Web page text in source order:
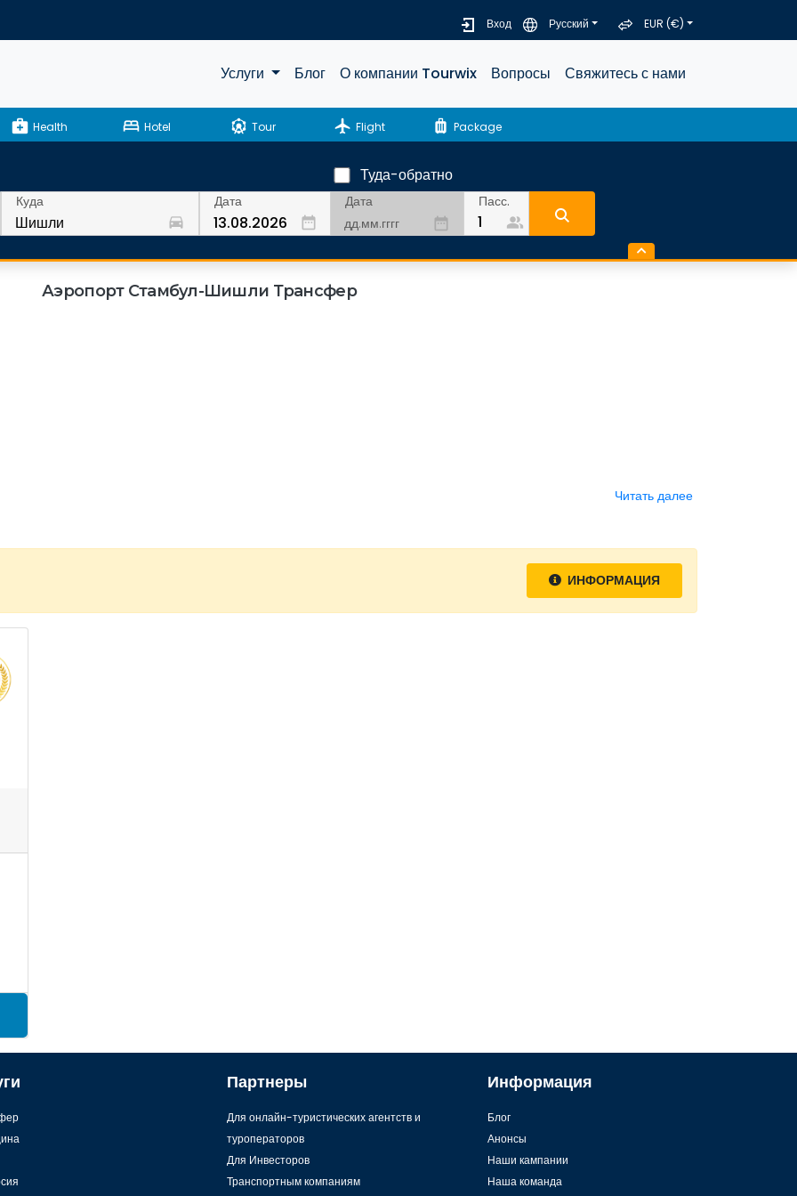
Вход Русский EUR (€)
Услуги Блог О компании Tourwix Вопросы Свяжитесь с нами
medical_services Health bed Hotel attractions Tour flight Flight luggage Package
Куда
drive_eta
Дата
date_range
Туда-обратно
Дата
date_range
Пасс.
people_alt
Аэропорт Стамбул-Шишли Трансфер
Читать далее
ИНФОРМАЦИЯ
Партнеры
Для онлайн-туристических агентств и
туроператоров
Для Инвесторов
Транспортным компаниям
Информация
Блог
Анонсы
Наши кампании
Наша команда